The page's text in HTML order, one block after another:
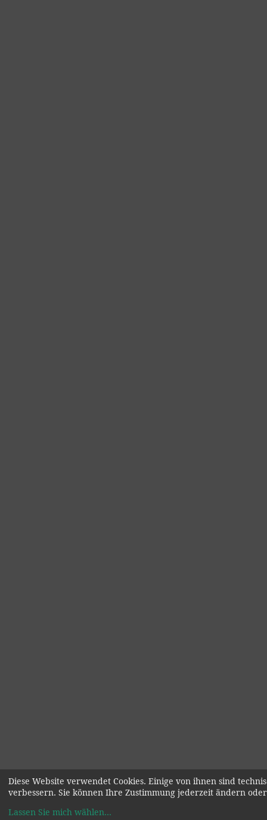
Diese Website verwendet Cookies. Einige von ihnen sind
verbessern. Sie können Ihre Zustimmung jederzeit ändern
Lassen Sie mich wählen...